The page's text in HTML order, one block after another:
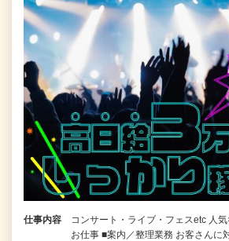
仕事内容
コンサート・ライブ・フェスetc 人
お仕事 ■案内／整理業務 お客さんに